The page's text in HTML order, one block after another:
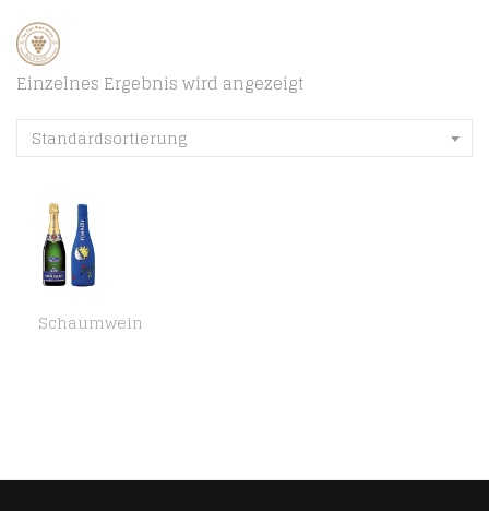
Einzelnes Ergebnis wird angezeigt
Standardsortierung
Schaumwein